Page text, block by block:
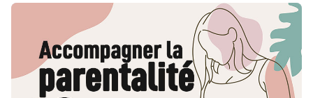
Grenoble
lance